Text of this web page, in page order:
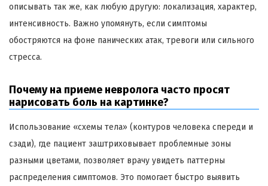
описывать так же, как любую другую: локализация, характер,
интенсивность. Важно упомянуть, если симптомы
обостряются на фоне панических атак, тревоги или сильного
стресса.
Почему на приеме невролога часто просят
нарисовать боль на картинке?
Использование «схемы тела» (контуров человека спереди и
сзади), где пациент заштриховывает проблемные зоны
разными цветами, позволяет врачу увидеть паттерны
распределения симптомов. Это помогает быстро выявить